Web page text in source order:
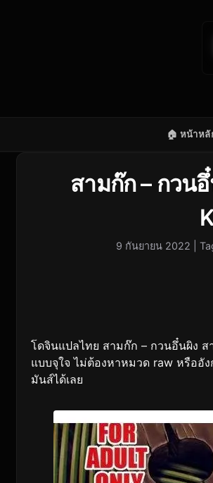
🏠 หน้าหลั
สามก๊ก – กวน
9 กันยายน 2022 |
โดจินแปลไทย สามก๊ก – กวนอึ๋นผิง
แบบจุใจ ไม่ต้องหาหมวด raw หรืออั
มันส์ได้เลย